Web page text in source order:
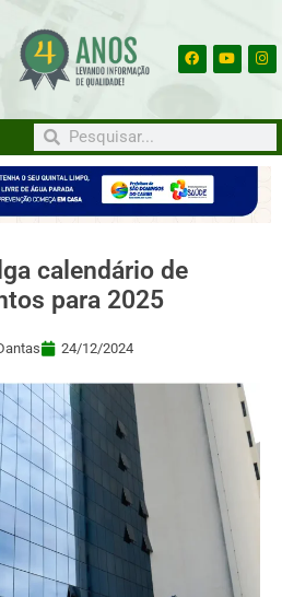
calendário de
para 2025
24/12/2024